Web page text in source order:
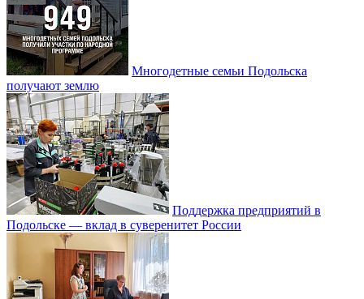
Многодетные семьи Подольска
получают землю
Поддержка предприятий в
Подольске — вклад в суверенитет России